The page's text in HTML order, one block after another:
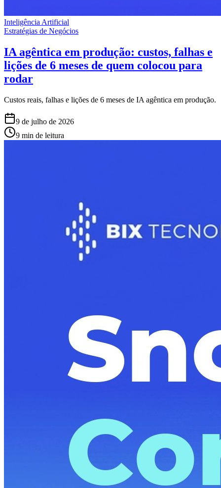
Inteligência Artificial
Estratégias de Negócios
IA agêntica em produção: custos, falhas e
lições de 6 meses de quem colocou para
rodar
Custos reais, falhas e lições de 6 meses de IA agêntica em produção.
9 de julho de 2026
9 min de leitura